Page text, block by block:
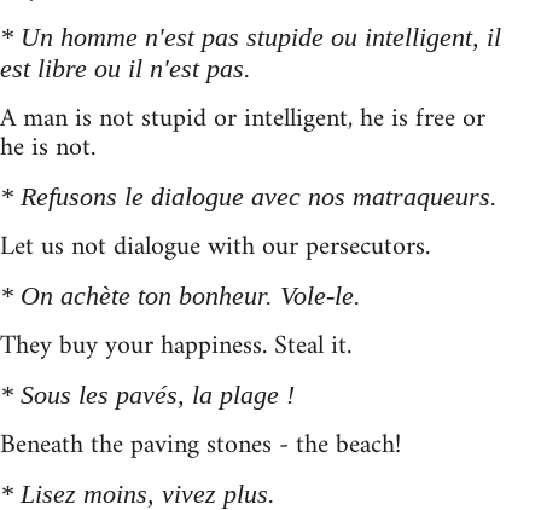
* Un homme n'est pas stupide ou intelligent, il
est libre ou il n'est pas.
A man is not stupid or intelligent, he is free or
he is not.
* Refusons le dialogue avec nos matraqueurs.
Let us not dialogue with our persecutors.
* On achète ton bonheur. Vole-le.
They buy your happiness. Steal it.
* Sous les pavés, la plage !
Beneath the paving stones - the beach!
* Lisez moins, vivez plus.